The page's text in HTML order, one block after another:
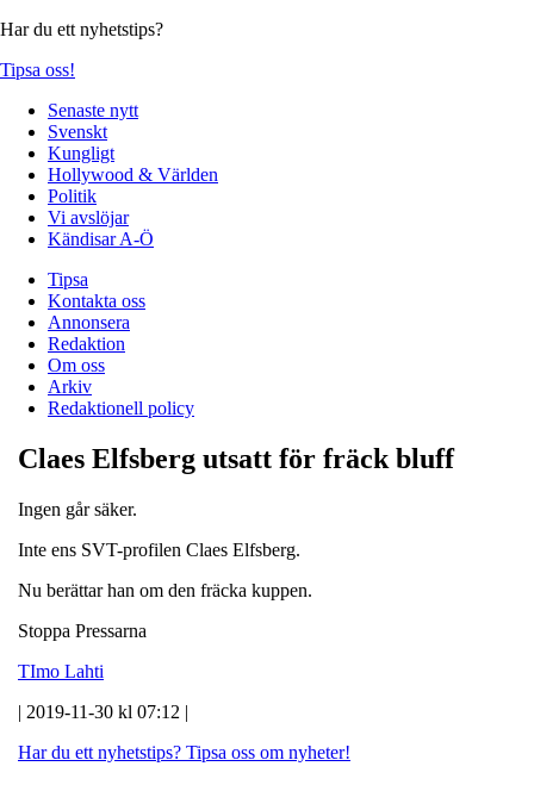
Har du ett nyhetstips?
Tipsa oss!
Senaste nytt
Svenskt
Kungligt
Hollywood & Världen
Politik
Vi avslöjar
Kändisar A-Ö
Tipsa
Kontakta oss
Annonsera
Redaktion
Om oss
Arkiv
Redaktionell policy
Claes Elfsberg utsatt för fräck bluff
Ingen går säker.
Inte ens SVT-profilen Claes Elfsberg.
Nu berättar han om den fräcka kuppen.
Stoppa Pressarna
TImo Lahti
| 2019-11-30 kl 07:12 |
Har du ett nyhetstips? Tipsa oss om nyheter!